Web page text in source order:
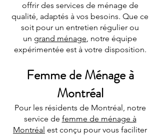
offrir des services de ménage de
qualité, adaptés à vos besoins. Que ce
soit pour un entretien régulier ou
un grand ménage, notre équipe
expérimentée est à votre disposition.
Femme de Ménage à
Montréal
Pour les résidents de Montréal, notre
service de femme de ménage à
Montréal est conçu pour vous faciliter